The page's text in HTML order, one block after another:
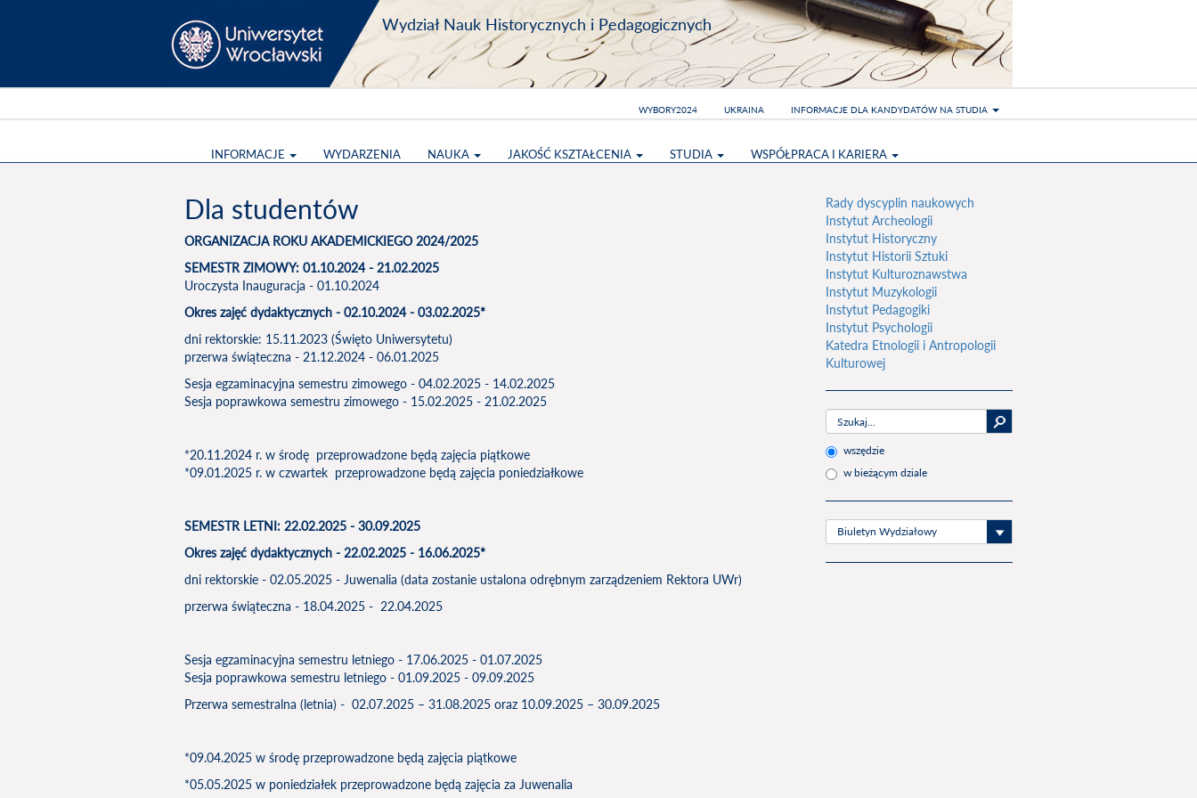
Wydział Nauk Historycznych i Pedagogicznych
INFORMACJE WYDARZENIA NAUKA JAKOŚĆ KSZTAŁCENIA STUDIA WSPÓŁPRACA I KARIERA
WYBORY2024 UKRAINA INFORMACJE DLA KANDYDATÓW NA STUDIA
Dla studentów
ORGANIZACJA ROKU AKADEMICKIEGO 2024/2025
SEMESTR ZIMOWY: 01.10.2024 - 21.02.2025
Uroczysta Inauguracja - 01.10.2024
Okres zajęć dydaktycznych - 02.10.2024 - 03.02.2025*
dni rektorskie: 15.11.2023 (Święto Uniwersytetu)
przerwa świąteczna - 21.12.2024 - 06.01.2025
Sesja egzaminacyjna semestru zimowego - 04.02.2025 - 14.02.2025
Sesja poprawkowa semestru zimowego - 15.02.2025 - 21.02.2025
*20.11.2024 r. w środę przeprowadzone będą zajęcia piątkowe
*09.01.2025 r. w czwartek przeprowadzone będą zajęcia poniedziałkowe
SEMESTR LETNI: 22.02.2025 - 30.09.2025
Okres zajęć dydaktycznych - 22.02.2025 - 16.06.2025*
dni rektorskie - 02.05.2025 - Juwenalia (data zostanie ustalona odrębnym zarządzeniem Rektora UWr)
przerwa świąteczna - 18.04.2025 - 22.04.2025
Sesja egzaminacyjna semestru letniego - 17.06.2025 - 01.07.2025
Sesja poprawkowa semestru letniego - 01.09.2025 - 09.09.2025
Przerwa semestralna (letnia) - 02.07.2025 – 31.08.2025 oraz 10.09.2025 – 30.09.2025
*09.04.2025 w środę przeprowadzone będą zajęcia piątkowe
*05.05.2025 w poniedziałek przeprowadzone będą zajęcia za Juwenalia
Rady dyscyplin naukowych
Instytut Archeologii
Instytut Historyczny
Instytut Historii Sztuki
Instytut Kulturoznawstwa
Instytut Muzykologii
Instytut Pedagogiki
Instytut Psychologii
Katedra Etnologii i Antropologii
Kulturowej
wszędzie
w bieżącym dziale
Biuletyn Wydziałowy